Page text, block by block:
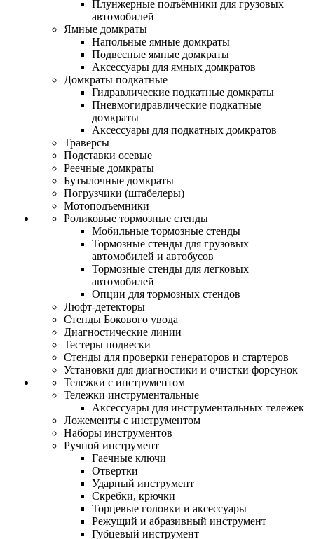
Плунжерные подъёмники для грузовых
автомобилей
Ямные домкраты
Напольные ямные домкраты
Подвесные ямные домкраты
Аксессуары для ямных домкратов
Домкраты подкатные
Гидравлические подкатные домкраты
Пневмогидравлические подкатные
домкраты
Аксессуары для подкатных домкратов
Траверсы
Подставки осевые
Реечные домкраты
Бутылочные домкраты
Погрузчики (штабелеры)
Мотоподъемники
Роликовые тормозные стенды
Мобильные тормозные стенды
Тормозные стенды для грузовых
автомобилей и автобусов
Тормозные стенды для легковых
автомобилей
Опции для тормозных стендов
Люфт-детекторы
Стенды Бокового увода
Диагностические линии
Тестеры подвески
Стенды для проверки генераторов и стартеров
Установки для диагностики и очистки форсунок
Тележки с инструментом
Тележки инструментальные
Аксессуары для инструментальных тележек
Ложементы с инструментом
Наборы инструментов
Ручной инструмент
Гаечные ключи
Отвертки
Ударный инструмент
Скребки, крючки
Торцевые головки и аксессуары
Режущий и абразивный инструмент
Губцевый инструмент